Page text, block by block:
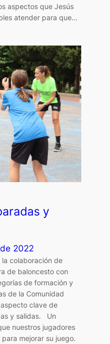
aspectos que Jesús
atender para que…
y
2022
la colaboración de
de baloncesto con
de formación y
de la Comunidad
clave de
y salidas. Un
nuestros jugadores
mejorar su juego.